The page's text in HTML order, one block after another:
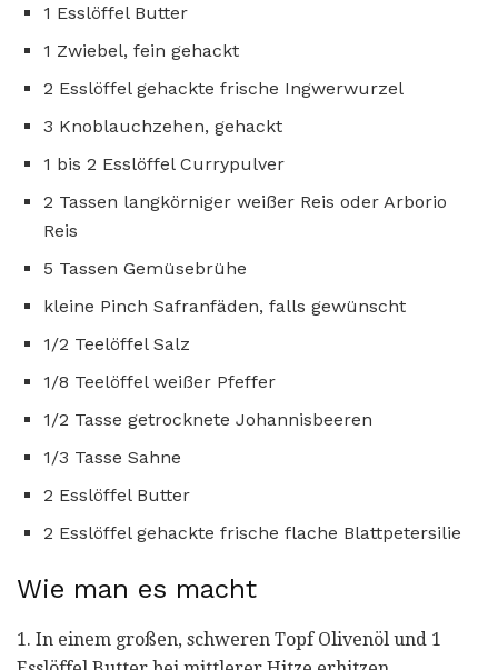
1 Esslöffel Butter
1 Zwiebel, fein gehackt
2 Esslöffel gehackte frische Ingwerwurzel
3 Knoblauchzehen, gehackt
1 bis 2 Esslöffel Currypulver
2 Tassen langkörniger weißer Reis oder Arborio
Reis
5 Tassen Gemüsebrühe
kleine Pinch Safranfäden, falls gewünscht
1/2 Teelöffel Salz
1/8 Teelöffel weißer Pfeffer
1/2 Tasse getrocknete Johannisbeeren
1/3 Tasse Sahne
2 Esslöffel Butter
2 Esslöffel gehackte frische flache Blattpetersilie
Wie man es macht
1. In einem großen, schweren Topf Olivenöl und 1